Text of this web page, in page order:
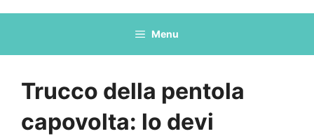
Menu
Trucco della pentola
capovolta: lo devi